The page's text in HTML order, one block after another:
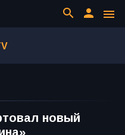
menu
person
search
новый